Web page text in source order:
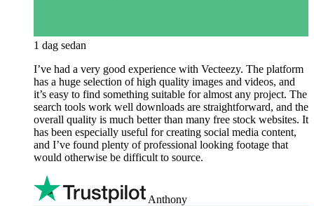
1 dag sedan
I’ve had a very good experience with Vecteezy. The platform
has a huge selection of high quality images and videos, and
it’s easy to find something suitable for almost any project. The
search tools work well downloads are straightforward, and the
overall quality is much better than many free stock websites. It
has been especially useful for creating social media content,
and I’ve found plenty of professional looking footage that
would otherwise be difficult to source.
Anthony